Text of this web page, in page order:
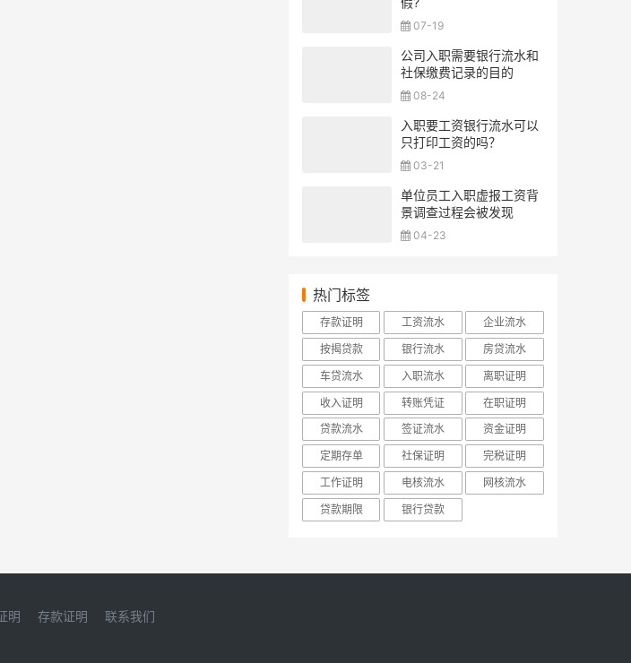
07-19
公司入职需要银行流水和
社保缴费记录的目的
08-24
入职要工资银行流水可以
只打印工资的吗？
03-21
单位员工入职虚报工资背
景调查过程会被发现
04-23
热门标签
存款证明 工资流水
企业流水
按揭贷款
银行流水
房贷流水
车贷流水
入职流水
离职证明
收入证明
转账凭证
在职证明
贷款流水
签证流水
资金证明
定期存单
社保证明
完税证明
工作证明
电核流水
网核流水
贷款期限
银行贷款
明 存款证明 联系我们